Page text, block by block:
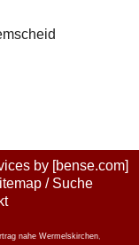
by [bense.com]
/ Suche
nahe Wermelskirchen,